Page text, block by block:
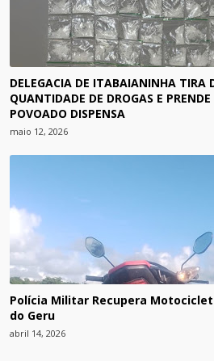
DELEGACIA DE ITABAIANINHA TIRA
QUANTIDADE DE DROGAS E
POVOADO DISPENSA
maio 12, 2026
Polícia Militar Recupera
do Geru
abril 14, 2026